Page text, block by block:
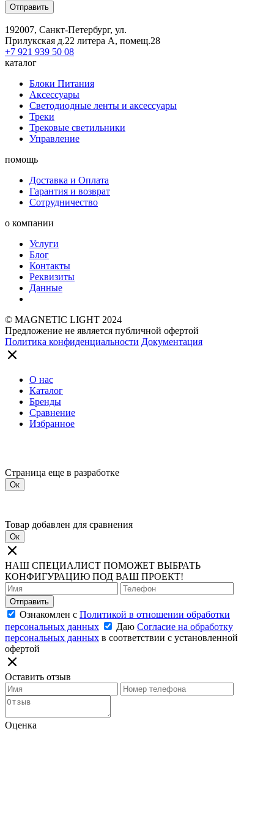
Отправить
192007, Санкт-Петербург, ул.
Прилукская д.22 литера А, помещ.28
+7 921 939 50 08
каталог
Блоки Питания
Аксессуары
Светодиодные ленты и аксессуары
Треки
Трековые светильники
Управление
помощь
Доставка и Оплата
Гарантия и возврат
Сотрудничество
о компании
Услуги
Блог
Контакты
Реквизиты
Данные
© MAGNETIC LIGHT 2024
Предложение не является публичной офертой
Политика конфиденциальности Документация
О нас
Каталог
Бренды
Сравнение
Избранное
Страница еще в разработке
Ок
Товар добавлен для сравнения
Ок
НАШ СПЕЦИАЛИСТ ПОМОЖЕТ ВЫБРАТЬ
КОНФИГУРАЦИЮ ПОД ВАШ ПРОЕКТ!
Отправить
Ознакомлен с Политикой в отношении обработки
персональных данных
Даю Согласие на обработку
персональных данных в соответствии с установленной
офертой
Оставить отзыв
Оценка